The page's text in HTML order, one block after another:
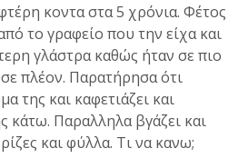
κοντα στα 5 χρόνια. Φέτος
το γραφείο που την είχα και
γλάστρα καθώς ήταν σε πιο
πλέον. Παρατήρησα ότι
της και καφετιάζει και
κάτω. Παραλληλα βγάζει και
και φύλλα. Τι να κανω;